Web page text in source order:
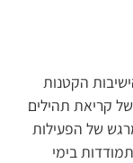
הקטנות
קריאת תהילים
של הפעילות
בימי